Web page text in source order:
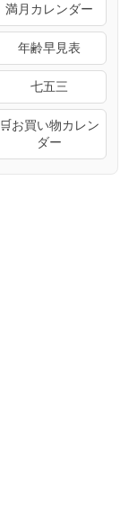
満月カレンダー
年齢早見表
七五三
🛒お買い物カレン
ダー